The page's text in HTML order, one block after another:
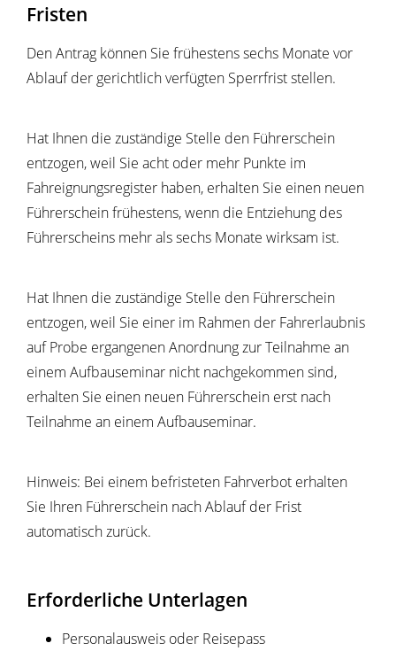
Fristen
Den Antrag können Sie frühestens sechs Monate vor
Ablauf der gerichtlich verfügten Sperrfrist stellen.
Hat Ihnen die zuständige Stelle den Führerschein
entzogen, weil Sie acht oder mehr Punkte im
Fahreignungsregister haben, erhalten Sie einen neuen
Führerschein frühestens, wenn die Entziehung des
Führerscheins mehr als sechs Monate wirksam ist.
Hat Ihnen die zuständige Stelle den Führerschein
entzogen, weil Sie einer im Rahmen der Fahrerlaubnis
auf Probe ergangenen Anordnung zur Teilnahme an
einem Aufbauseminar nicht nachgekommen sind,
erhalten Sie einen neuen Führerschein erst nach
Teilnahme an einem Aufbauseminar.
Hinweis: Bei einem befristeten Fahrverbot erhalten
Sie Ihren Führerschein nach Ablauf der Frist
automatisch zurück.
Erforderliche Unterlagen
Personalausweis oder Reisepass